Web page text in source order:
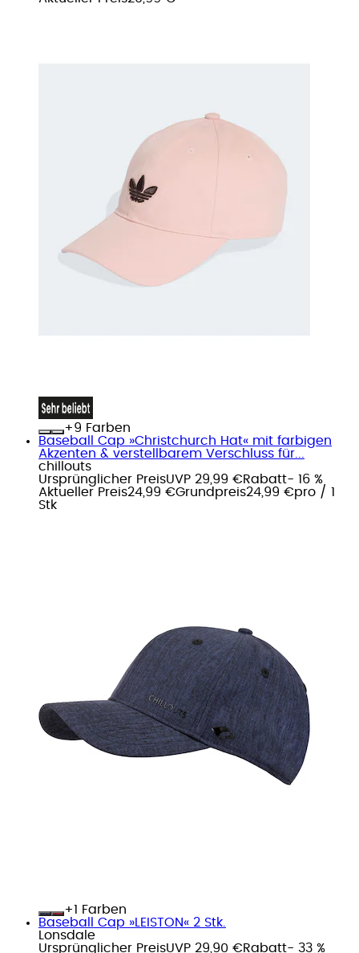
+
Farben
Baseball Cap »Christchurch Hat« mit farbigen
Akzenten & verstellbarem Verschluss für...
chillouts
Ursprünglicher PreisUVP 29,99 €Rabatt- 16 %
Aktueller Preis24,99 €Grundpreis24,99 €pro / 1
Stk
+
Farben
Baseball Cap »LEISTON« 2 Stk.
Lonsdale
Ursprünglicher PreisUVP 29,90 €Rabatt- 33 %